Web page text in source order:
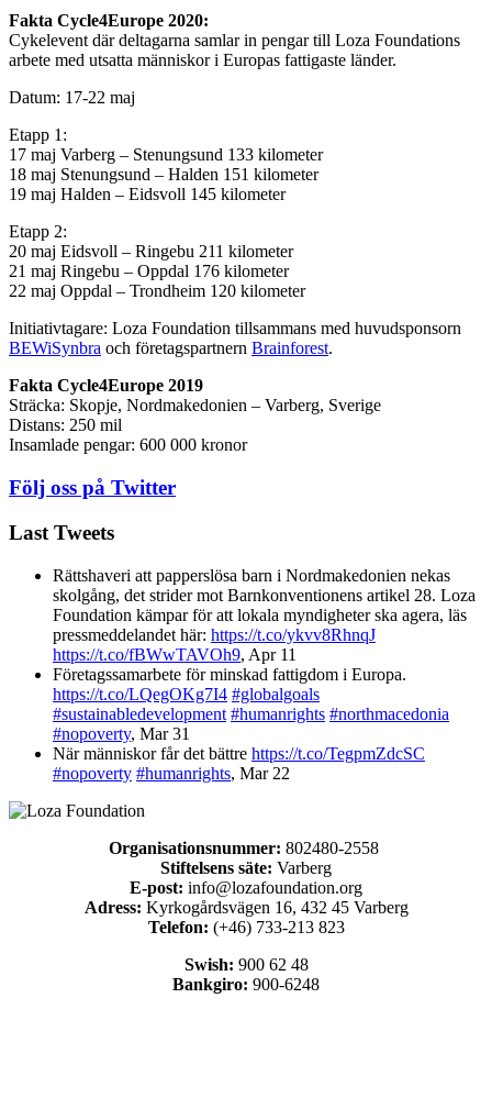
Fakta Cycle4Europe 2020:
Cykelevent där deltagarna samlar in pengar till Loza Foundations
arbete med utsatta människor i Europas fattigaste länder.
Datum: 17-22 maj
Etapp 1:
17 maj Varberg – Stenungsund 133 kilometer
18 maj Stenungsund – Halden 151 kilometer
19 maj Halden – Eidsvoll 145 kilometer
Etapp 2:
20 maj Eidsvoll – Ringebu 211 kilometer
21 maj Ringebu – Oppdal 176 kilometer
22 maj Oppdal – Trondheim 120 kilometer
Initiativtagare: Loza Foundation tillsammans med huvudsponsorn
BEWiSynbra och företagspartnern Brainforest.
Fakta Cycle4Europe 2019
Sträcka: Skopje, Nordmakedonien – Varberg, Sverige
Distans: 250 mil
Insamlade pengar: 600 000 kronor
Följ oss på Twitter
Last Tweets
Rättshaveri att papperslösa barn i Nordmakedonien nekas
skolgång, det strider mot Barnkonventionens artikel 28. Loza
Foundation kämpar för att lokala myndigheter ska agera, läs
pressmeddelandet här: https://t.co/ykvv8RhnqJ
https://t.co/fBWwTAVOh9, Apr 11
Företagssamarbete för minskad fattigdom i Europa.
https://t.co/LQegOKg7I4 #globalgoals
#sustainabledevelopment #humanrights #northmacedonia
#nopoverty, Mar 31
När människor får det bättre https://t.co/TegpmZdcSC
#nopoverty #humanrights, Mar 22
Organisationsnummer: 802480-2558
Stiftelsens säte: Varberg
E-post: info@lozafoundation.org
Adress: Kyrkogårdsvägen 16, 432 45 Varberg
Telefon: (+46) 733-213 823
Swish: 900 62 48
Bankgiro: 900-6248